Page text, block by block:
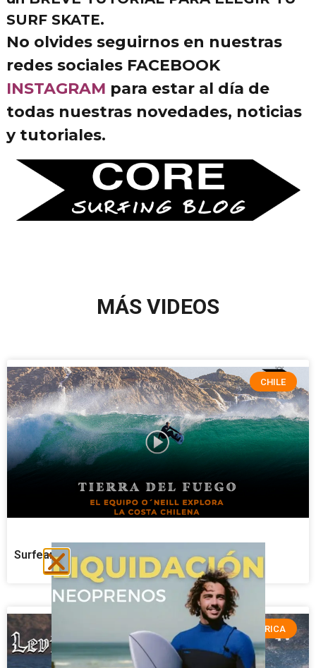
SURF SKATE.
No olvides seguirnos en nuestras
redes sociales FACEBOOK
INSTAGRAM para estar al día de
todas nuestras novedades, noticias
y tutoriales.
MÁS VIDEOS
CHILE
Surfeando en Tierra del Fuego – Surf Video
VIDEOS AFRICA